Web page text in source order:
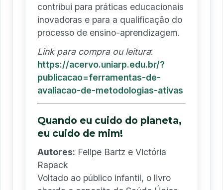
contribui para práticas educacionais
inovadoras e para a qualificação do
processo de ensino-aprendizagem.
Link para compra ou leitura:
https://acervo.uniarp.edu.br/?
publicacao=ferramentas-de-
avaliacao-de-metodologias-ativas
Quando eu cuido do planeta,
eu cuido de mim!
Autores: Felipe Bartz e Victória
Rapack
Voltado ao público infantil, o livro